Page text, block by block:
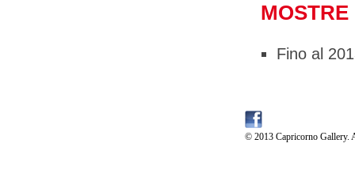
Fino al
© 2013 Capricorno Gallery.